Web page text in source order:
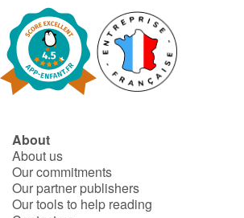
About
About us
Our commitments
Our partner publishers
Our tools to help reading